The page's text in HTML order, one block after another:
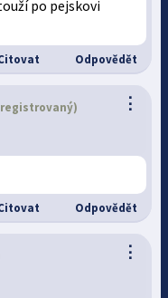
po pejskovi
Odpovědět
⋮
Odpovědět
⋮